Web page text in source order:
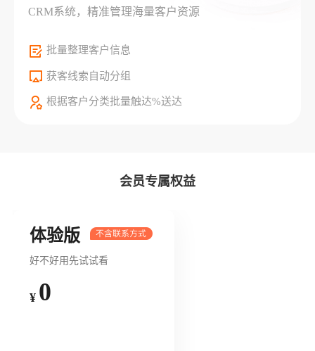
CRM系统，精准管理海量客户资源
批量整理客户信息
获客线索自动分组
根据客户分类批量触达%送达
会员专属权益
体验版
好不好用先试试看
¥ 0